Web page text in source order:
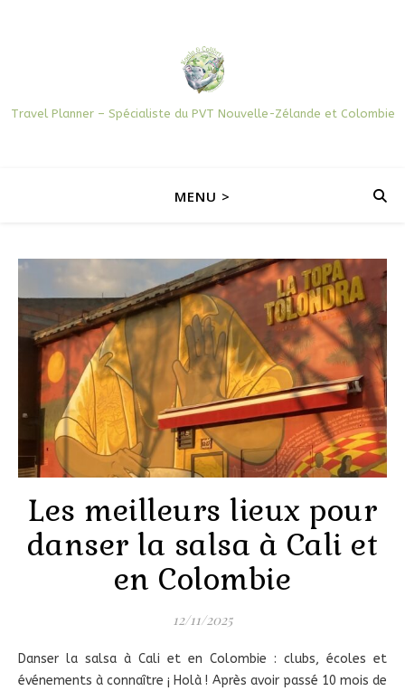
Travel Planner – Spécialiste du PVT Nouvelle-Zélande et Colombie
MENU >
Les meilleurs lieux pour
danser la salsa à Cali et
en Colombie
12/11/2025
Danser la salsa à Cali et en Colombie : clubs, écoles et
événements à connaître ¡ Holà ! Après avoir passé 10 mois de